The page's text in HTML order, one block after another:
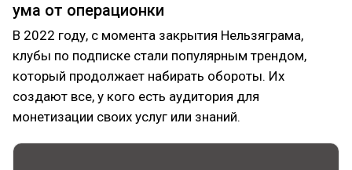
ума от операционки
В 2022 году, с момента закрытия Нельзяграма,
клубы по подписке стали популярным трендом,
который продолжает набирать обороты. Их
создают все, у кого есть аудитория для
монетизации своих услуг или знаний.